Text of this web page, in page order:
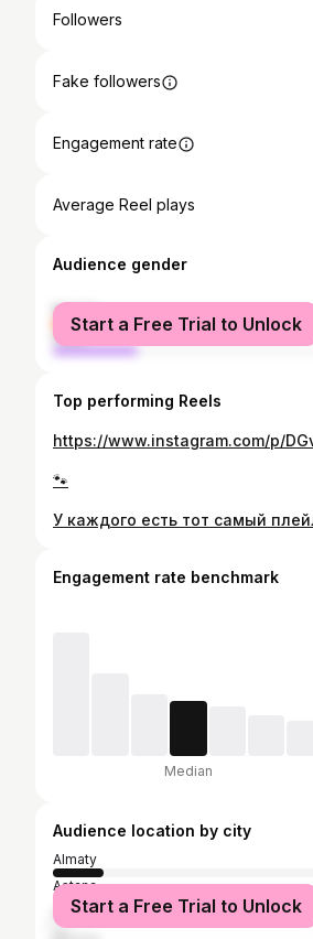
Followers
Fake followers
Engagement rate
Average Reel plays
Audience gender
female
male
Start a Free Trial to Unlock
Top performing Reels
🐾
Engagement rate benchmark
Median
Audience location by city
Almaty
Astana
Shymkent
Start a Free Trial to Unlock